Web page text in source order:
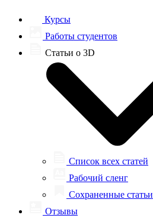
Курсы
Работы студентов
Статьи о 3D
Список всех статей
Рабочий сленг
Сохраненные статьи
Отзывы